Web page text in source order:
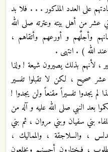
على العدد المذكور . . . فلا بد
عشر من أهل بيته وعترته صلى الله
وأجلَّهم و أورعهم وأتقاهم ،
الله ) . انتهى .
، لأنهم بذلك يصيرون شيعة ! ولذا
عشر صحيح ، لكن لا تقبلوا تفسير
لم يجدوا تفسيراً مقنعاً ولن يجدوا !
بعد النبي صلى الله عليه و آله من
بني سفيان وبني مروان ، ثم بني
، والسلاجقة ، والمماليك ،